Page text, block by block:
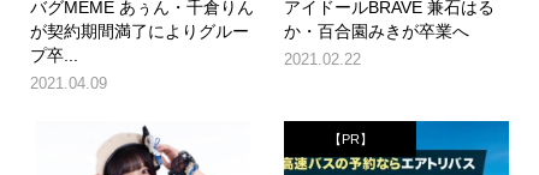
バグMEME あぅん・千倉りん
が契約期間満了によりグルー
プ卒...
2021.04.09
アイドールBRAVE 兼石はる
か・百合園みきが卒業へ
2021.02.22
【PR】